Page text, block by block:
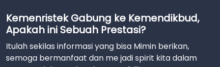
Kemenristek Gabung ke Kemendikbud,
Apakah ini Sebuah Prestasi?
Itulah sekilas informasi yang bisa Mimin berikan,
semoga bermanfaat dan me jadi spirit kita dalam